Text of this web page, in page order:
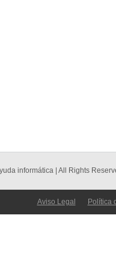
informática | All Rights
Aviso Legal Política